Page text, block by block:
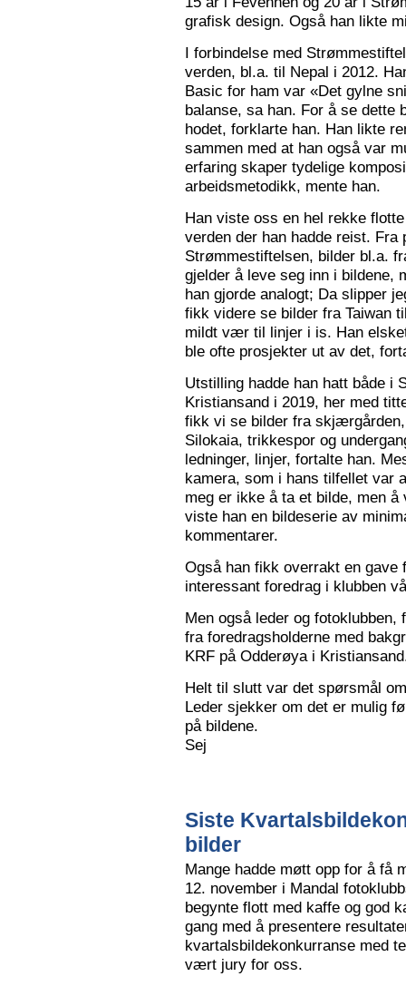
grafisk design. Også han likte
I forbindelse med
verden, bl.a. til Nepal i 2012.
Basic for ham var «Det gylne
balanse, sa han. For å se dette
hodet, forklarte han. Han likte
sammen med at han også var
erfaring skaper tydelige
arbeidsmetodikk, mente han.
Han viste oss en hel rekke
verden der han hadde reist. Fra
Strømmestiftelsen, bilder bl.a.
gjelder å leve seg inn i bildene,
han gjorde analogt; Da slipper
fikk videre se bilder fra Taiwan
mildt vær til linjer i is. Han
ble ofte prosjekter ut av det,
Utstilling hadde han hatt både i
Kristiansand i 2019, her med
fikk vi se bilder fra
Silokaia, trikkespor og
ledninger, linjer, fortalte han.
kamera, som i hans tilfellet var
meg er ikke å ta et bilde, men
viste han en bildeserie av
kommentarer.
Også han fikk overrakt en gave
interessant foredrag i klubben
Men også leder og
fra foredragsholderne med
KRF på Odderøya i
Helt til slutt var det spørsmål
Leder sjekker om det er mulig
på bildene.
Sej
Siste
bilder
Mange hadde møtt opp for å få
12. november i Mandal
begynte flott med kaffe og god
gang med å presentere
kvartalsbildekonkurranse med
vært jury for oss.